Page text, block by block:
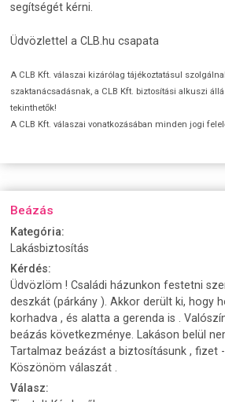
segítségét kérni.
Üdvözlettel a CLB.hu csapata
A CLB Kft. válaszai kizárólag tájékoztatásul
szaktanácsadásnak, a CLB Kft. biztosítási alkuszi
tekinthetők!
A CLB Kft. válaszai vonatkozásában minden jogi
Beázás
Kategória:
Lakásbiztosítás
Kérdés:
Üdvözlöm ! Családi házunkon festetni
deszkát (párkány ). Akkor derült ki, hogy
korhadva , és alatta a gerenda is .
beázás következménye. Lakáson belül
Tartalmaz beázást a biztosításunk , fizet
Köszönöm válaszát .
Válasz: